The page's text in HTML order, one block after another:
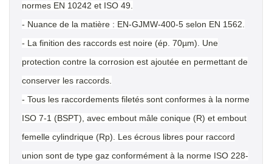
normes EN 10242 et ISO 49.
- Nuance de la matière : EN-GJMW-400-5 selon EN 1562.
- La finition des raccords est noire (ép. 70µm). Une
protection contre la corrosion est ajoutée en permettant de
conserver les raccords.
- Tous les raccordements filetés sont conformes à la norme
ISO 7-1 (BSPT), avec embout mâle conique (R) et embout
femelle cylindrique (Rp). Les écrous libres pour raccord
union sont de type gaz conformément à la norme ISO 228-